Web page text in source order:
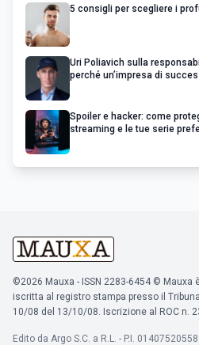
5 consigli per scegliere i
Uri Poliavich sulla
perché un’impresa di
Spoiler e hacker: come
streaming e le tue serie
©2026 Mauxa - ISSN 2283-6454 ©
iscritta al registro stampa presso il
10/08 del 13/10/08. Iscrizione al ROC n.
Edito da Argo S.C. a R.L. - P.I. 01407520558